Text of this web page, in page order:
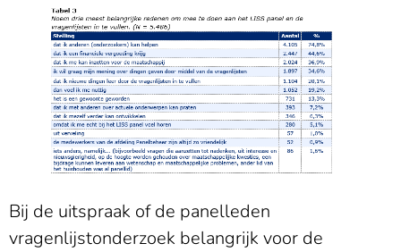
Bij de uitspraak of de panelleden
vragenlijstonderzoek belangrijk voor de